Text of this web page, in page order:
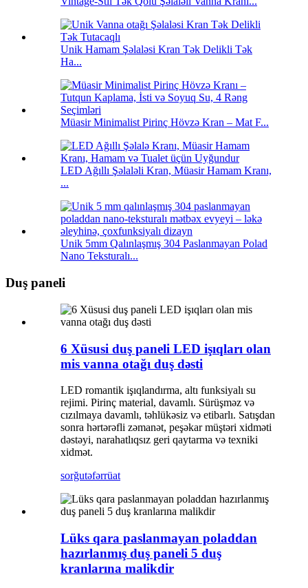
Unik Hamam Şəlaləsi Kran Tək Delikli Tək
Ha...
Müasir Minimalist Pirinç Hövzə Kran – Mat F...
LED Ağıllı Şəlaləli Kran, Müasir Hamam Kranı,
...
Unik 5mm Qalınlaşmış 304 Paslanmayan Polad
Nano Teksturalı...
Duş paneli
6 Xüsusi duş paneli LED işıqları olan
mis vanna otağı duş dəsti
LED romantik işıqlandırma, altı funksiyalı su
rejimi. Pirinç material, davamlı. Sürüşməz və
cızılmaya davamlı, təhlükəsiz və etibarlı. Satışdan
sonra hərtərəfli zəmanət, peşəkar müştəri xidməti
dəstəyi, narahatlıqsız geri qaytarma və texniki
xidmət.
sorğutəfərrüat
Lüks qara paslanmayan poladdan
hazırlanmış duş paneli 5 duş
kranlarına malikdir